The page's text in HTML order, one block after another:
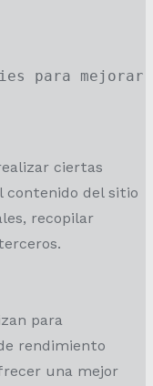
para mejorar
ciertas
contenido del sitio
recopilar
para
rendimiento
una mejor